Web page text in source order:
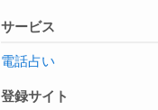
サービス
電話占い
登録サイト